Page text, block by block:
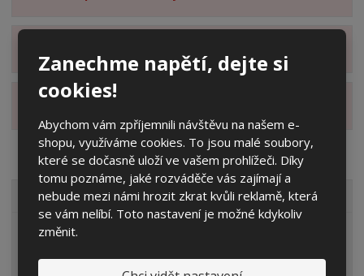
Zanechme napětí, dejte si
cookies!
Abychom vám zpříjemnili návštěvu na našem e-
shopu, využíváme cookies. To jsou malé soubory,
které se dočasně uloží ve vašem prohlížeči. Díky
tomu poznáme, jaké rozváděče vás zajímají a
nebude mezi námi hrozit zkrat kvůli reklamě, která
se vám nelíbí. Toto nastavení je možné kdykoliv
změnit.
VŠECHNY KATEGORIE
Elektroměrové rozvaděče
Prázdné skříně